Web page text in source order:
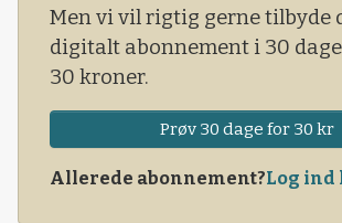
Men vi vil rigtig gerne tilbyde
digitalt abonnement i 30
30 kroner.
Prøv 30 dage for 30 kr
Allerede abonnement?Log ind